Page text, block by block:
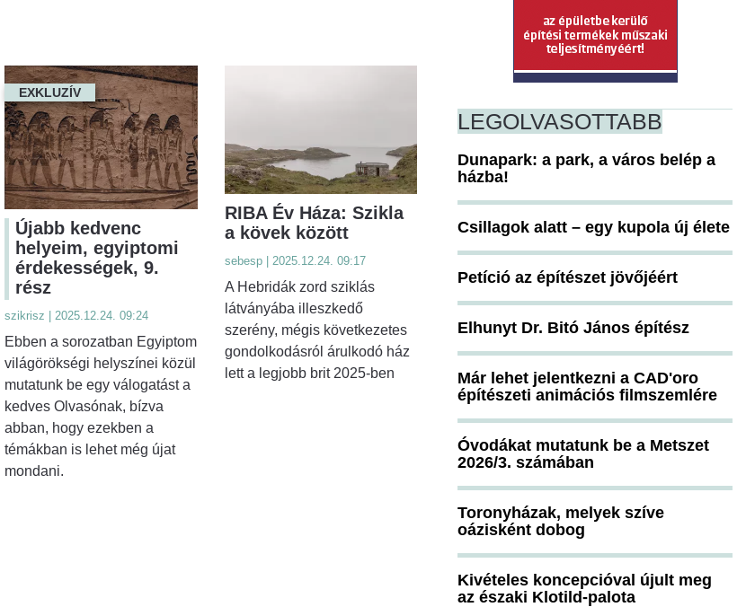
EXKLUZÍV
Újabb kedvenc
helyeim, egyiptomi
érdekességek, 9.
rész
szikrisz | 2025.12.24. 09:24
Ebben a sorozatban Egyiptom
világörökségi helyszínei közül
mutatunk be egy válogatást a
kedves Olvasónak, bízva
abban, hogy ezekben a
témákban is lehet még újat
mondani.
RIBA Év Háza: Szikla
a kövek között
sebesp | 2025.12.24. 09:17
A Hebridák zord sziklás
látványába illeszkedő
szerény, mégis következetes
gondolkodásról árulkodó ház
lett a legjobb brit 2025-ben
LEGOLVASOTTABB
Dunapark: a park, a város belép a
házba!
Csillagok alatt – egy kupola új élete
Petíció az építészet jövőjéért
Elhunyt Dr. Bitó János építész
Már lehet jelentkezni a CAD'oro
építészeti animációs filmszemlére
Óvodákat mutatunk be a Metszet
2026/3. számában
Toronyházak, melyek szíve
oázisként dobog
Kivételes koncepcióval újult meg
az északi Klotild-palota